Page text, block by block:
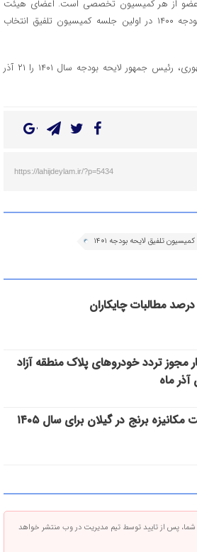
کمیسیون برنامه و بودجه و ۳ عضو از هر کمیسیون‌ تخصصی است. اعضای هیئت
رئیسه کمیسیون تلفیق لایحه بودجه ۱۴۰۰ در اولین جلسه کمیسیون تلفیق انتخاب
سید ابراهیم رییسی رییس جمهوری، رئیس جمهور لایحه بودجه سال ۱۴۰۱ را ۲۱ آذر
https://lahijdeylam.ir/?p=5434
کمیسیون تلفیق لایحه بودجه ۱۴۰۱
مجوز تردد خودروهای پلاک منطقه آزاد
آذر ماه
تعرفه برداشت مکانیزه برنج در گیلان برای سال ۱۴۰۵
پس از تایید توسط تیم مدیریت در وب منتشر خواهد